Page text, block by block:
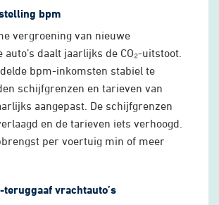
bpm
vergroening van nieuwe
daalt jaarlijks de CO₂-uitstoot.
bpm-inkomsten stabiel te
schijfgrenzen en tarieven van
aangepast. De schijfgrenzen
en de tarieven iets verhoogd.
per voertuig min of meer
vrachtauto’s